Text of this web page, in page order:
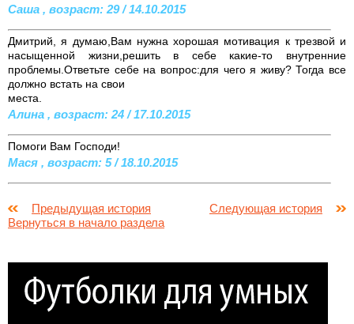
Саша , возраст: 29 / 14.10.2015
Дмитрий, я думаю,Вам нужна хорошая мотивация к трезвой и
насыщенной жизни,решить в себе какие-то внутренние
проблемы.Ответьте себе на вопрос:для чего я живу? Тогда все
должно встать на свои
места.
Алина , возраст: 24 / 17.10.2015
Помоги Вам Господи!
Мася , возраст: 5 / 18.10.2015
Предыдущая история
Следующая история
Вернуться в начало раздела